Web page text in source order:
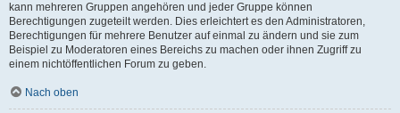
kann mehreren Gruppen angehören und jeder Gruppe können
Berechtigungen zugeteilt werden. Dies erleichtert es den Administratoren,
Berechtigungen für mehrere Benutzer auf einmal zu ändern und sie zum
Beispiel zu Moderatoren eines Bereichs zu machen oder ihnen Zugriff zu
einem nichtöffentlichen Forum zu geben.
Nach oben